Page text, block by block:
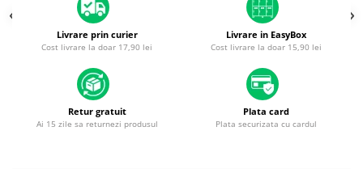
iPhone 16 Pro Max
iPhone 16 Pro
iPhone 15 Pro Max
iPhone 16 Plus
Livrare prin curier
Cost livrare la doar 17,90 lei
Livrare in EasyBox
Cost livrare la doar 15,90 lei
Retur gratuit
Ai 15 zile sa returnezi produsul
Plata card
Plata securizata cu cardul